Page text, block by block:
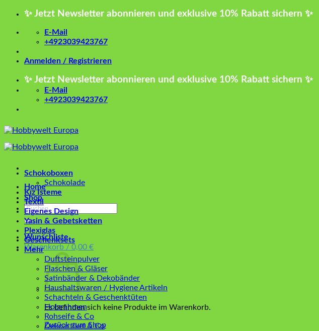
Zum
springen
✨ Jetzt Newsletter abonnieren und exklusive 10% Rabatt sichern ✨
E-Mail
+4923039423767
Anmelden / Registrieren
✨ Jetzt Newsletter abonnieren und exklusive 10% Rabatt sichern ✨
E-Mail
+4923039423767
Home
Shop
Suchen
nach:
Wunschliste
Warenkorb / 0,00 €
Es befinden sich keine Produkte im Warenkorb.
Zurück zum Shop
Schokoboxen
Schokolade
Kız İsteme
Textil
Eigenes Design
Yasin & Gebetsketten
Plexiglas
Geschenksets
Mehr
Duftsteinpulver
Flaschen & Gläser
Satinbänder & Dekobänder
Haushaltswaren / Hygiene Artikeln
Schachteln & Geschenktüten
Holzrahmen
Rohseife & Co
Dekoartikel & Co